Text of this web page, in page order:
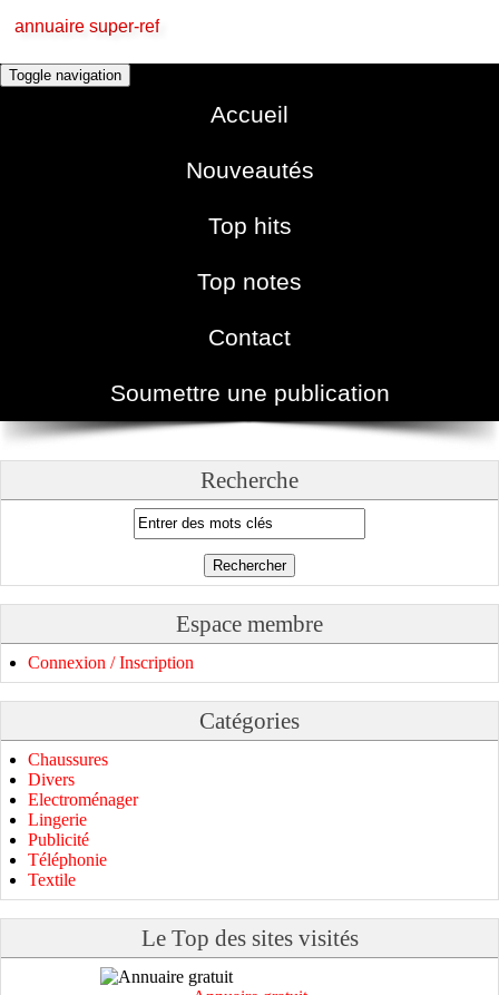
annuaire super-ref
Toggle navigation
Accueil
Nouveautés
Top hits
Top notes
Contact
Soumettre une publication
Recherche
Espace membre
Connexion / Inscription
Catégories
Chaussures
Divers
Electroménager
Lingerie
Publicité
Téléphonie
Textile
Le Top des sites visités